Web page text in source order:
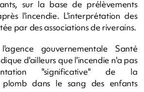
sur la base de prélèvements
l'incendie. L'interprétation des
par des associations de riverains.
gouvernementale Santé
d'ailleurs que l'incendie n'a pas
"significative" de la
plomb dans le sang des enfants